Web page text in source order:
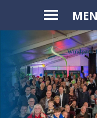
VOOR HAAR
EN ONZE
TOEKOMST